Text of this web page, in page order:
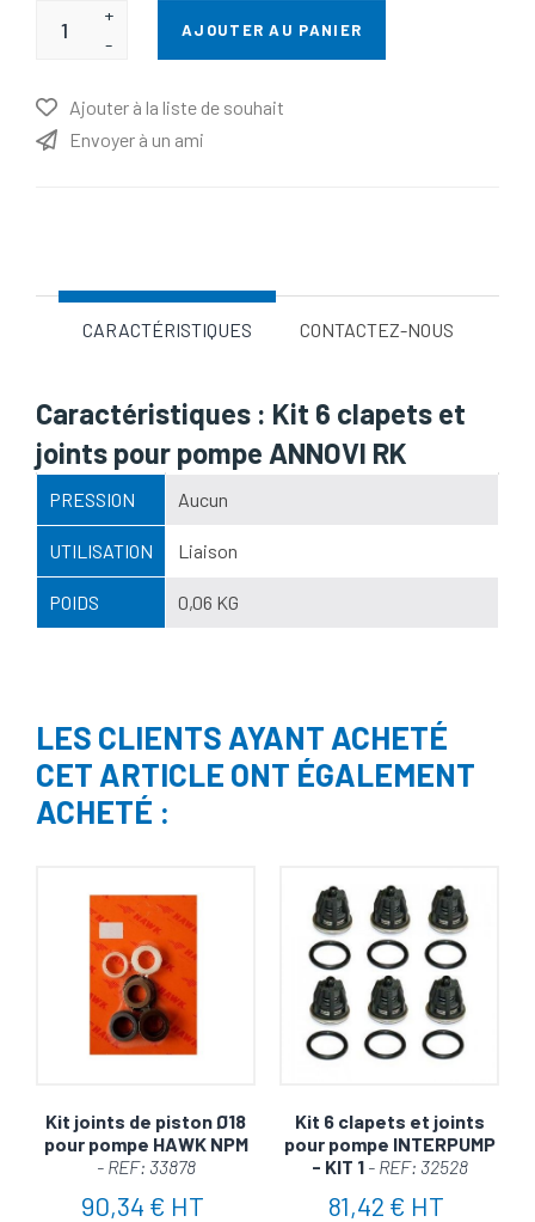
+
-
AJOUTER AU PANIER
Ajouter à la liste de souhait
Envoyer à un ami
CARACTÉRISTIQUES CONTACTEZ-NOUS
Caractéristiques : Kit 6 clapets et
joints pour pompe ANNOVI RK
PRESSION Aucun
UTILISATION Liaison
POIDS 0,06 KG
LES CLIENTS AYANT ACHETÉ
CET ARTICLE ONT ÉGALEMENT
ACHETÉ :
Kit joints de piston Ø18
pour pompe HAWK NPM
- REF: 33878
90,34 € HT
Kit 6 clapets et joints
pour pompe INTERPUMP
- KIT 1 - REF: 32528
81,42 € HT